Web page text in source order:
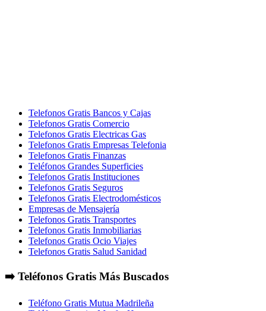
Telefonos Gratis Bancos y Cajas
Telefonos Gratis Comercio
Telefonos Gratis Electricas Gas
Telefonos Gratis Empresas Telefonia
Telefonos Gratis Finanzas
Teléfonos Grandes Superficies
Telefonos Gratis Instituciones
Telefonos Gratis Seguros
Telefonos Gratis Electrodomésticos
Empresas de Mensajería
Telefonos Gratis Transportes
Telefonos Gratis Inmobiliarias
Telefonos Gratis Ocio Viajes
Telefonos Gratis Salud Sanidad
➡️ Teléfonos Gratis Más Buscados
Teléfono Gratis Mutua Madrileña